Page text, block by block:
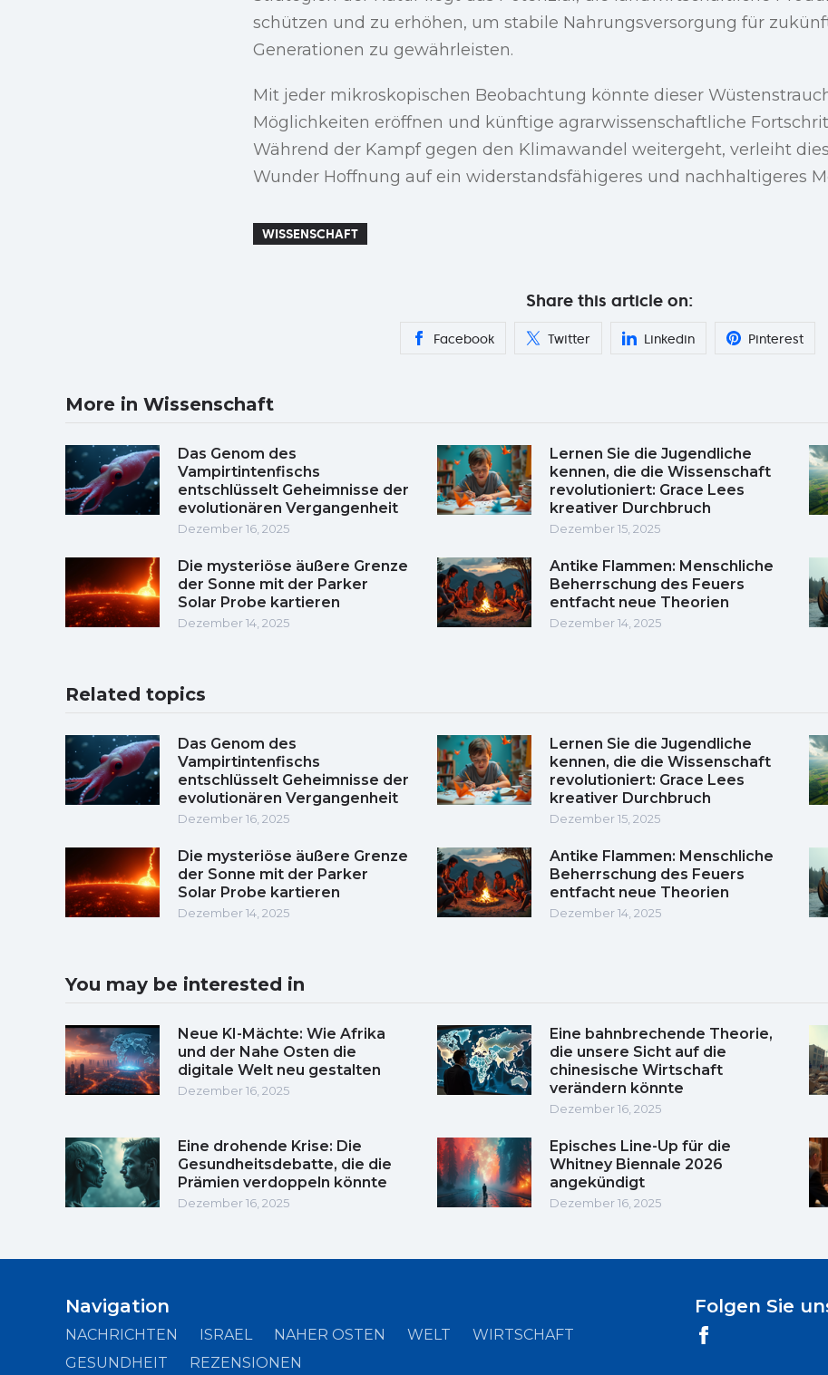
schützen und zu erhöhen, um stabile Nahrungsversorgung für
Generationen zu gewährleisten.
Mit jeder mikroskopischen Beobachtung könnte dieser
Möglichkeiten eröffnen und künftige agrarwissenschaftliche
Während der Kampf gegen den Klimawandel weitergeht, verleiht
Wunder Hoffnung auf ein widerstandsfähigeres und nachhaltigeres
WISSENSCHAFT
Share this article on:
Facebook Twitter Linkedin Pinterest
More in Wissenschaft
Das Genom des
Vampirtintenfischs
entschlüsselt Geheimnisse der
evolutionären Vergangenheit
Dezember 16, 2025
Lernen Sie die Jugendliche
kennen, die die Wissenschaft
revolutioniert: Grace Lees
kreativer Durchbruch
Dezember 15, 2025
Die mysteriöse äußere Grenze
der Sonne mit der Parker
Solar Probe kartieren
Dezember 14, 2025
Antike Flammen: Menschliche
Beherrschung des Feuers
entfacht neue Theorien
Dezember 14, 2025
Related topics
Das Genom des
Vampirtintenfischs
entschlüsselt Geheimnisse der
evolutionären Vergangenheit
Dezember 16, 2025
Lernen Sie die Jugendliche
kennen, die die Wissenschaft
revolutioniert: Grace Lees
kreativer Durchbruch
Dezember 15, 2025
Die mysteriöse äußere Grenze
der Sonne mit der Parker
Solar Probe kartieren
Dezember 14, 2025
Antike Flammen: Menschliche
Beherrschung des Feuers
entfacht neue Theorien
Dezember 14, 2025
You may be interested in
Neue KI-Mächte: Wie Afrika
und der Nahe Osten die
digitale Welt neu gestalten
Dezember 16, 2025
Eine bahnbrechende Theorie,
die unsere Sicht auf die
chinesische Wirtschaft
verändern könnte
Dezember 16, 2025
Eine drohende Krise: Die
Gesundheitsdebatte, die die
Prämien verdoppeln könnte
Dezember 16, 2025
Episches Line-Up für die
Whitney Biennale 2026
angekündigt
Dezember 16, 2025
Navigation
NACHRICHTEN ISRAEL NAHER OSTEN WELT
WIRTSCHAFT
GESUNDHEIT
REZENSIONEN
Folgen Sie